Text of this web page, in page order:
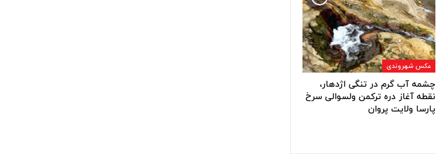
عکس شهروندی
چشمه آب گرم در تنگی اژدهار،
نقطه آغاز دره ترکمن ولسوالی سرخ
پارسا ولایت پروان